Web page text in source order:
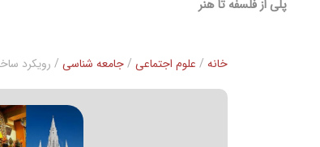
پلی از فلسفه تا هنر
خانه / علوم اجتماعی /جامعه شناسی / رویکرد